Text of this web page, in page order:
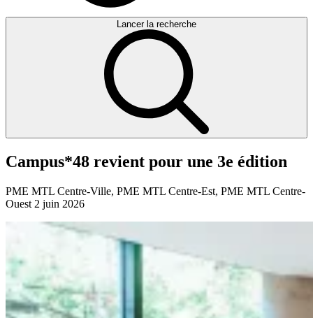
Lancer la recherche
Campus*48 revient pour une 3e édition
PME MTL Centre-Ville, PME MTL Centre-Est, PME MTL Centre-
Ouest 2 juin 2026